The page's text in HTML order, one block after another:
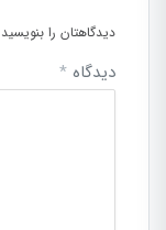
دیدگاهتان را بنویسید
دیدگاه *